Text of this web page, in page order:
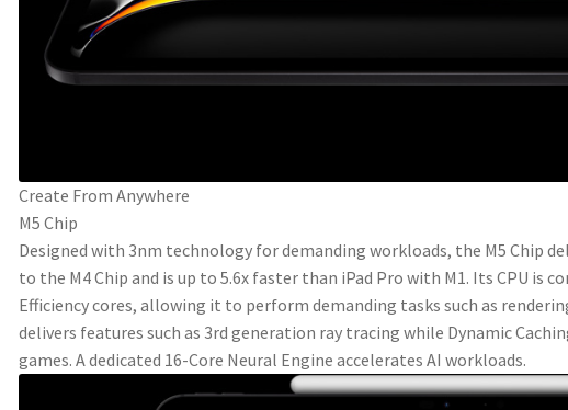
Create From Anywhere
M5 Chip
Designed with 3nm technology for demanding workloads, the M5 Chip
to the M4 Chip and is up to 5.6x faster than iPad Pro with M1. Its CPU is
Efficiency cores, allowing it to perform demanding tasks such as
delivers features such as 3rd generation ray tracing while Dynamic
games. A dedicated 16-Core Neural Engine accelerates AI workloads.